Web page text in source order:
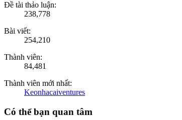
Đề tài thảo luận:
238,778
Bài viết:
254,210
Thành viên:
84,481
Thành viên mới nhất:
Keonhacaiventures
Có thể bạn quan tâm